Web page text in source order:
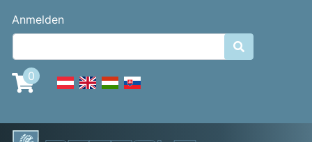
Benutzermenü
Anmelden

0